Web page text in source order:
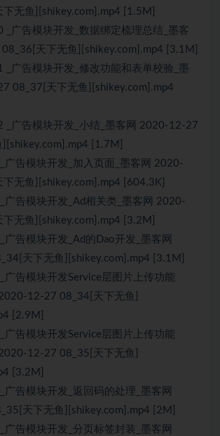
无鱼][shikey.com].mp4 [1.5M]
告模块开发_数据绑定梳理总结_墨客
天下无鱼][shikey.com].mp4 [3.1M]
告模块开发_修改功能和表单校验_墨
08_37[天下无鱼][shikey.com].mp4
告模块开发_小结_墨客网 2020-12-27
[1.7M]
模块开发_加入页面_墨客网 2020-
无鱼][shikey.com].mp4 [604.3K]
模块开发_Ad相关类_墨客网 2020-
无鱼][shikey.com].mp4 [3.2M]
模块开发_Ad的Dao开发_墨客网
天下无鱼][shikey.com].mp4 [3.1M]
模块开发Service层图片上传功能
12-27 08_34[天下无鱼]
[2.9M]
模块开发Service层图片上传功能
12-27 08_35[天下无鱼]
[3.2M]
模块开发_返回码的处理_墨客网
天下无鱼][shikey.com].mp4 [2M]
模块开发_分页标签封装_墨客网